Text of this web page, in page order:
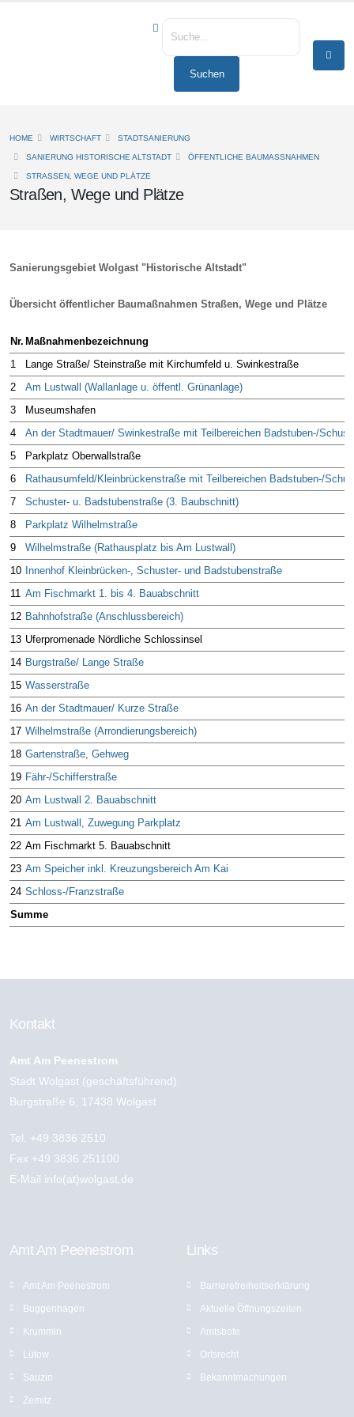
Straßen, Wege und Plätze
HOME WIRTSCHAFT STADTSANIERUNG
SANIERUNG HISTORISCHE ALTSTADT ÖFFENTLICHE BAUMASSNAHMEN
STRASSEN, WEGE UND PLÄTZE
Sanierungsgebiet Wolgast "Historische Altstadt"
Übersicht öffentlicher Baumaßnahmen Straßen, Wege und Plätze
Nr. Maßnahmenbezeichnung
1
Lange Straße/ Steinstraße mit Kirchumfeld u. Swinkestraße
2
Am Lustwall (Wallanlage u. öffentl. Grünanlage)
3
Museumshafen
4
An der Stadtmauer/ Swinkestraße mit Teilbereichen Badstuben-/
5
Parkplatz Oberwallstraße
6
Rathausumfeld/Kleinbrückenstraße mit Teilbereichen Badstuben-/
7
Schuster- u. Badstubenstraße (3. Baubschnitt)
8
Parkplatz Wilhelmstraße
9
Wilhelmstraße (Rathausplatz bis Am Lustwall)
10 Innenhof Kleinbrücken-, Schuster- und Badstubenstraße
11 Am Fischmarkt 1. bis 4. Bauabschnitt
12 Bahnhofstraße (Anschlussbereich)
13 Uferpromenade Nördliche Schlossinsel
14 Burgstraße/ Lange Straße
15 Wasserstraße
16 An der Stadtmauer/ Kurze Straße
17 Wilhelmstraße (Arrondierungsbereich)
18 Gartenstraße, Gehweg
19 Fähr-/Schifferstraße
20 Am Lustwall 2. Bauabschnitt
21 Am Lustwall, Zuwegung Parkplatz
22 Am Fischmarkt 5. Bauabschnitt
23 Am Speicher inkl. Kreuzungsbereich Am Kai
24 Schloss-/Franzstraße
Summe
Kontakt
Amt Am Peenestrom
Stadt Wolgast (geschäftsführend)
Burgstraße 6, 17438 Wolgast
Tel. +49 3836 2510
Fax +49 3836 251100
E-Mail info(at)wolgast.de
Amt Am Peenestrom
Amt Am Peenestrom
Buggenhagen
Krummin
Lütow
Sauzin
Zemitz
Links
Barrierefreiheitserklärung
Aktuelle Öffnungszeiten
Amtsbote
Ortsrecht
Bekannt­machungen